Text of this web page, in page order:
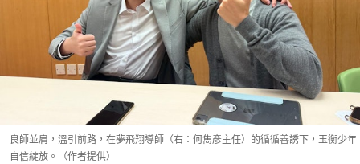
良師並肩，溫引前路，在夢飛翔導師（右：何雋彥主任）的循循善誘下，玉衡少年
自信綻放。（作者提供）